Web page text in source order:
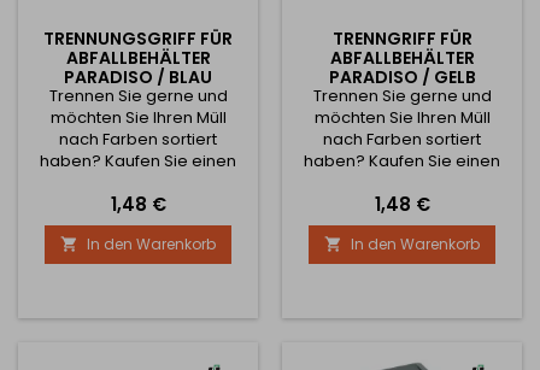
TRENNUNGSGRIFF FÜR
ABFALLBEHÄLTER
PARADISO / BLAU
Trennen Sie gerne und
möchten Sie Ihren Müll
nach Farben sortiert
haben? Kaufen Sie einen
Mülleimer, um Ihren Müll
richtig zu sortieren.
Preis
1,48 €
 In den Warenkorb
TRENNGRIFF FÜR
ABFALLBEHÄLTER
PARADISO / GELB
Trennen Sie gerne und
möchten Sie Ihren Müll
nach Farben sortiert
haben? Kaufen Sie einen
Mülleimer, um Ihren Müll
richtig zu sortieren.
Preis
1,48 €
 In den Warenkorb